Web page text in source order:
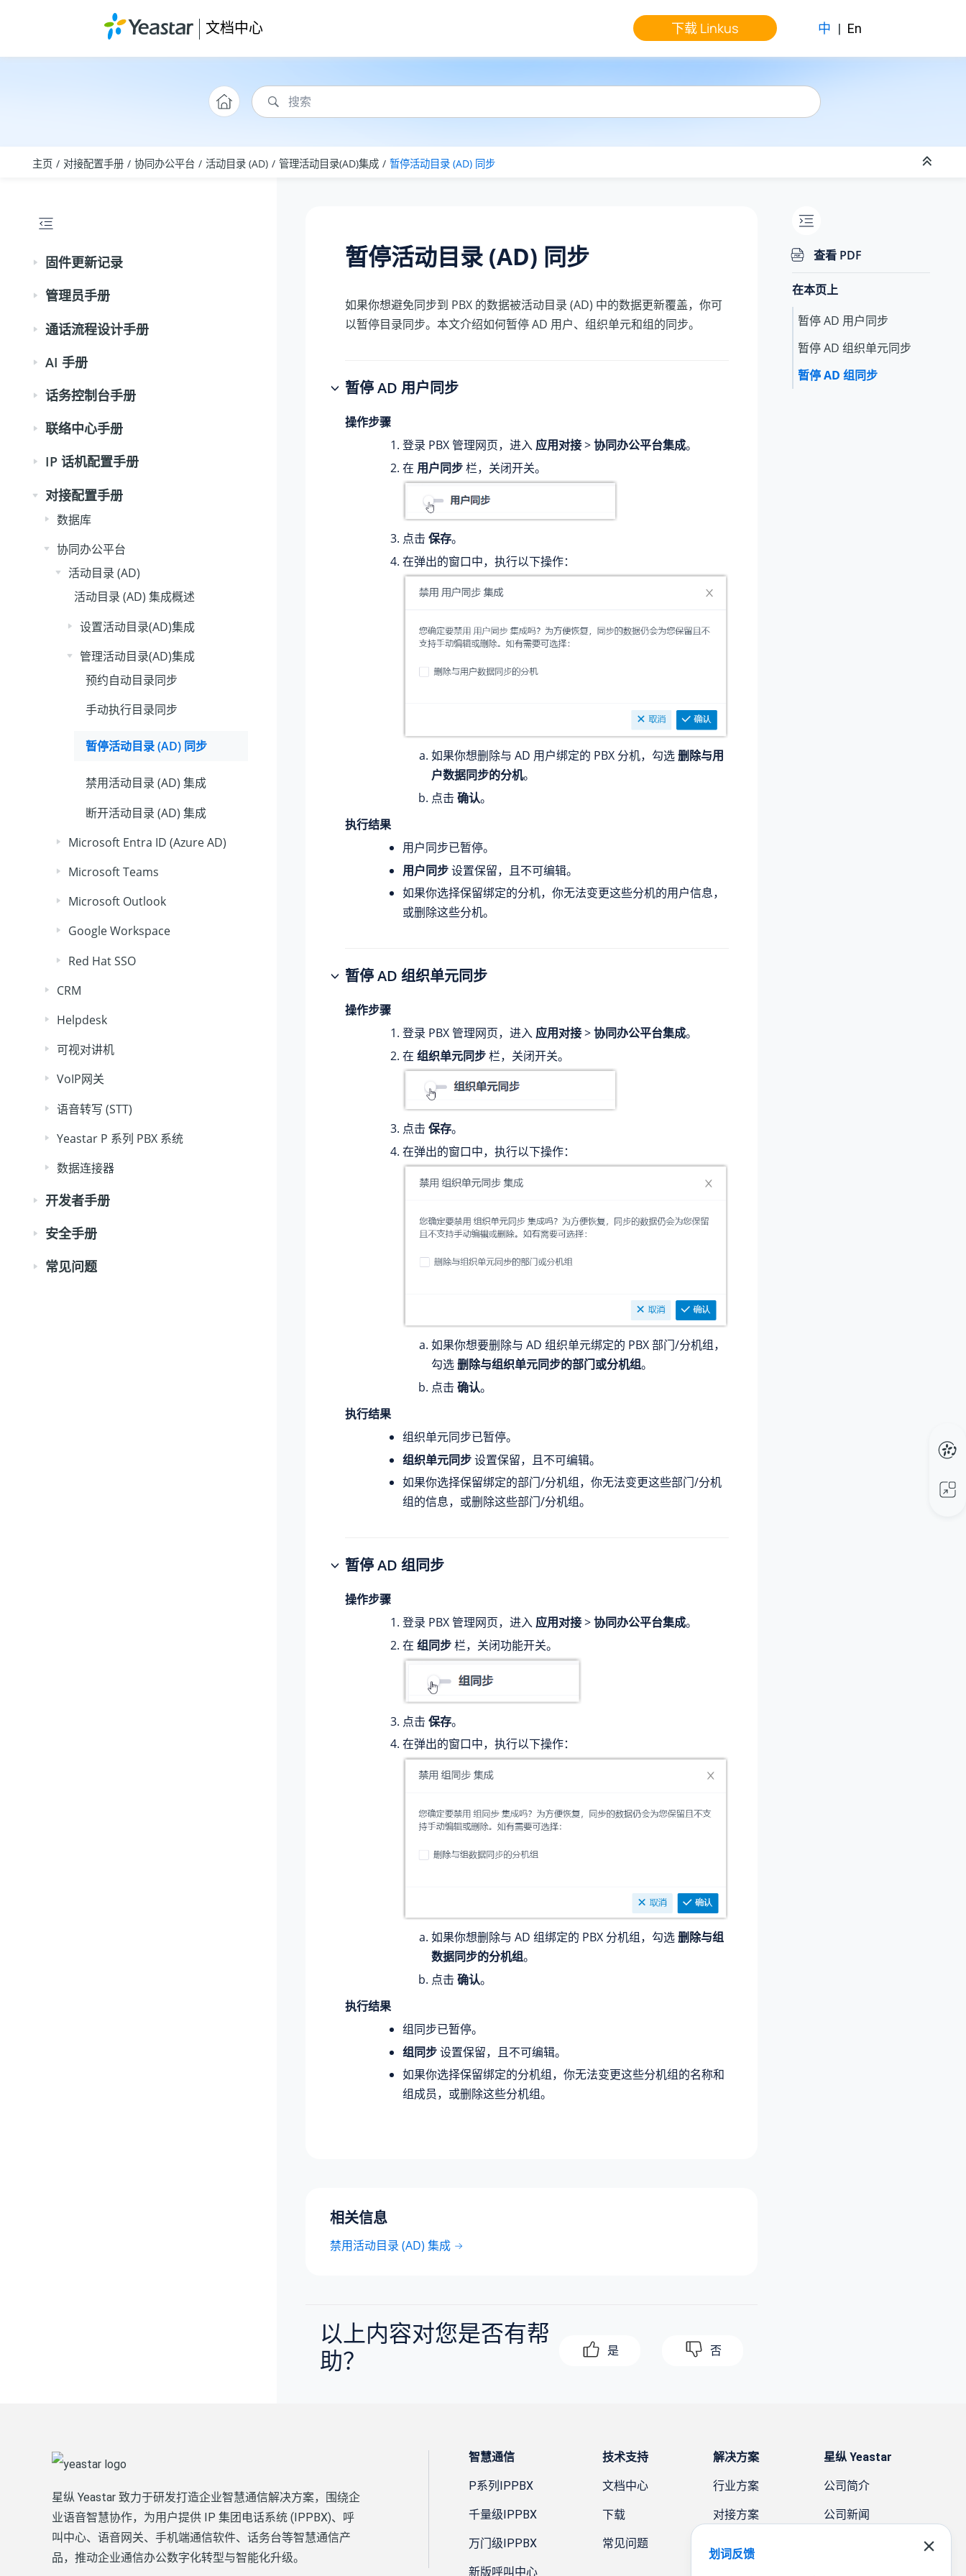
文档中心 下载 Linkus 中 | En
主页 对接配置手册 协同办公平台 活动目录 (AD) 管理活动目录(AD)集成 暂停活动目录 (AD) 同步
固件更新记录
管理员手册
通话流程设计手册
AI 手册
话务控制台手册
联络中心手册
IP 话机配置手册
对接配置手册
数据库
协同办公平台
活动目录 (AD)
活动目录 (AD) 集成概述
设置活动目录(AD)集成
管理活动目录(AD)集成
预约自动目录同步
手动执行目录同步
暂停活动目录 (AD) 同步
禁用活动目录 (AD) 集成
断开活动目录 (AD) 集成
Microsoft Entra ID (Azure AD)
Microsoft Teams
Microsoft Outlook
Google Workspace
Red Hat SSO
CRM
Helpdesk
可视对讲机
VoIP网关
语音转写 (STT)
Yeastar P 系列 PBX 系统
数据连接器
开发者手册
安全手册
常见问题
暂停活动目录 (AD) 同步
如果你想避免同步到 PBX 的数据被活动目录 (AD) 中的数据更新覆盖，你可
以暂停目录同步。本文介绍如何暂停 AD 用户、组织单元和组的同步。
暂停 AD 用户同步
操作步骤
登录 PBX 管理网页，进入 应用对接>协同办公平台集成。
在 用户同步栏，关闭开关。
点击 保存。
在弹出的窗口中，执行以下操作：
如果你想删除与 AD 用户绑定的 PBX 分机，勾选删除与用
户数据同步的分机。
点击 确认。
执行结果
用户同步已暂停。
用户同步设置保留，且不可编辑。
如果你选择保留绑定的分机，你无法变更这些分机的用户信息，
或删除这些分机。
暂停 AD 组织单元同步
操作步骤
登录 PBX 管理网页，进入 应用对接>协同办公平台集成。
在 组织单元同步栏，关闭开关。
点击 保存。
在弹出的窗口中，执行以下操作：
如果你想要删除与 AD 组织单元绑定的 PBX 部门/分机组，
勾选删除与组织单元同步的部门或分机组。
点击 确认。
执行结果
组织单元同步已暂停。
组织单元同步设置保留，且不可编辑。
如果你选择保留绑定的部门/分机组，你无法变更这些部门/分机
组的信息，或删除这些部门/分机组。
暂停 AD 组同步
操作步骤
登录 PBX 管理网页，进入 应用对接>协同办公平台集成。
在 组同步栏，关闭功能开关。
点击 保存。
在弹出的窗口中，执行以下操作：
如果你想删除与 AD 组绑定的 PBX 分机组，勾选删除与组
数据同步的分机组。
点击 确认。
执行结果
组同步已暂停。
组同步设置保留，且不可编辑。
如果你选择保留绑定的分机组，你无法变更这些分机组的名称和
组成员，或删除这些分机组。
相关信息
禁用活动目录 (AD) 集成
以上内容对您是否有帮
助？
是 否
查看 PDF
在本页上
暂停 AD 用户同步
暂停 AD 组织单元同步
暂停 AD 组同步
划词反馈
星纵 Yeastar 致力于研发打造企业智慧通信解决方案，围绕企
业语音智慧协作，为用户提供 IP 集团电话系统 (IPPBX)、呼
叫中心、语音网关、手机端通信软件、话务台等智慧通信产
品，推动企业通信办公数字化转型与智能化升级。
智慧通信
P系列IPPBX
千量级IPPBX
万门级IPPBX
新版呼叫中心
技术支持
文档中心
下载
常见问题
解决方案
行业方案
对接方案
星纵 Yeastar
公司简介
公司新闻